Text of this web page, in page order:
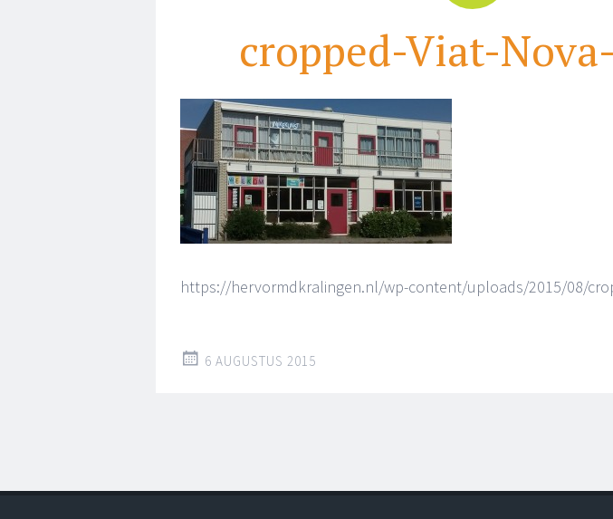
cropped-Viat-
https://hervormdkralingen.nl/wp-content/uploads/2015/08/
6 AUGUSTUS 2015